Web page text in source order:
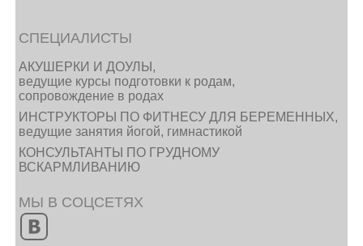
СПЕЦИАЛИСТЫ
АКУШЕРКИ И ДОУЛЫ,
ведущие курсы подготовки к родам,
сопровождение в родах
ИНСТРУКТОРЫ ПО ФИТНЕСУ ДЛЯ БЕРЕМЕННЫХ,
ведущие занятия йогой, гимнастикой
КОНСУЛЬТАНТЫ ПО ГРУДНОМУ
ВСКАРМЛИВАНИЮ
МЫ В СОЦСЕТЯХ